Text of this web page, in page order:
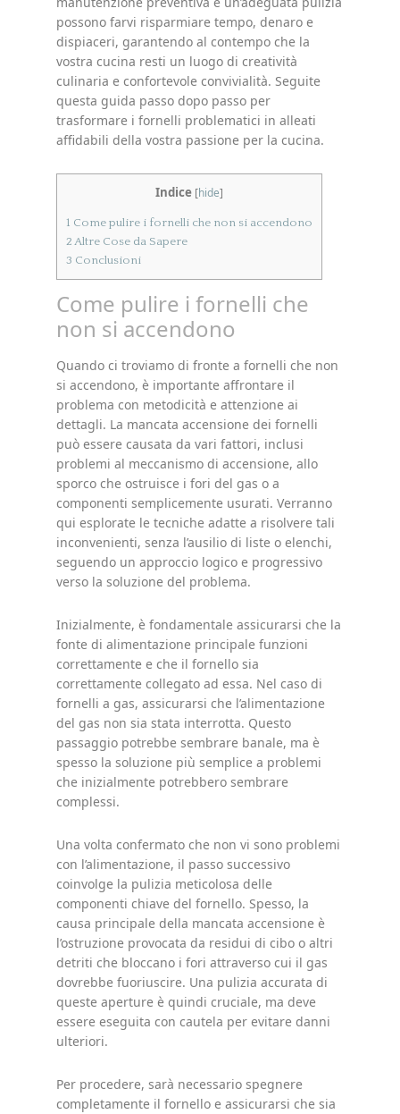
possono farvi risparmiare tempo, denaro e
dispiaceri, garantendo al contempo che la
vostra cucina resti un luogo di creatività
culinaria e confortevole convivialità. Seguite
questa guida passo dopo passo per
trasformare i fornelli problematici in alleati
affidabili della vostra passione per la cucina.
Indice [hide]
1 Come pulire i fornelli che non si accendono
2 Altre Cose da Sapere
3 Conclusioni
Come pulire i fornelli che
non si accendono
Quando ci troviamo di fronte a fornelli che non
si accendono, è importante affrontare il
problema con metodicità e attenzione ai
dettagli. La mancata accensione dei fornelli
può essere causata da vari fattori, inclusi
problemi al meccanismo di accensione, allo
sporco che ostruisce i fori del gas o a
componenti semplicemente usurati. Verranno
qui esplorate le tecniche adatte a risolvere tali
inconvenienti, senza l’ausilio di liste o elenchi,
seguendo un approccio logico e progressivo
verso la soluzione del problema.
Inizialmente, è fondamentale assicurarsi che la
fonte di alimentazione principale funzioni
correttamente e che il fornello sia
correttamente collegato ad essa. Nel caso di
fornelli a gas, assicurarsi che l’alimentazione
del gas non sia stata interrotta. Questo
passaggio potrebbe sembrare banale, ma è
spesso la soluzione più semplice a problemi
che inizialmente potrebbero sembrare
complessi.
Una volta confermato che non vi sono problemi
con l’alimentazione, il passo successivo
coinvolge la pulizia meticolosa delle
componenti chiave del fornello. Spesso, la
causa principale della mancata accensione è
l’ostruzione provocata da residui di cibo o altri
detriti che bloccano i fori attraverso cui il gas
dovrebbe fuoriuscire. Una pulizia accurata di
queste aperture è quindi cruciale, ma deve
essere eseguita con cautela per evitare danni
ulteriori.
Per procedere, sarà necessario spegnere
completamente il fornello e assicurarsi che sia